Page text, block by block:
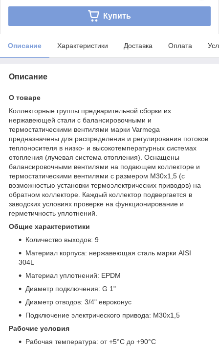
Купить
Описание Характеристики Доставка Оплата
Описание
О товаре
Коллекторные группы предварительной сборки из
нержавеющей стали с балансировочными и
термостатическими вентилями марки Varmega
предназначены для распределения и регулирования потоков
теплоносителя в низко- и высокотемпературных системах
отопления (лучевая система отопления). Оснащены
балансировочными вентилями на подающем коллекторе и
термостатическими вентилями с размером M30x1,5 (с
возможностью установки термоэлектрических приводов) на
обратном коллекторе. Каждый коллектор подвергается в
заводских условиях проверке на функционирование и
герметичность уплотнений.
Общие характеристики
Количество выходов: 9
Материал корпуса: нержавеющая сталь марки AISI
304L
Материал уплотнений: EPDM
Диаметр подключения: G 1"
Диаметр отводов: 3/4" евроконус
Подключение электрического привода: M30x1,5
Рабочие условия
Рабочая температура: от +5°C до +90°C